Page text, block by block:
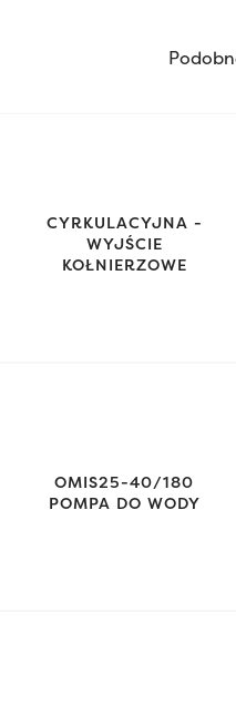
CYRKULACYJNA -
WYJŚCIE
KOŁNIERZOWE
OMIS25-40/180
POMPA DO WODY